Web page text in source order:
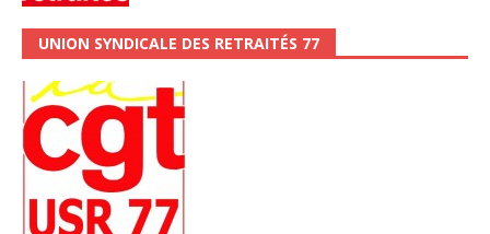
UNION SYNDICALE DES RETRAITÉS 77